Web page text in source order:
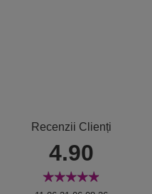
Recenzii Clienți
4.90